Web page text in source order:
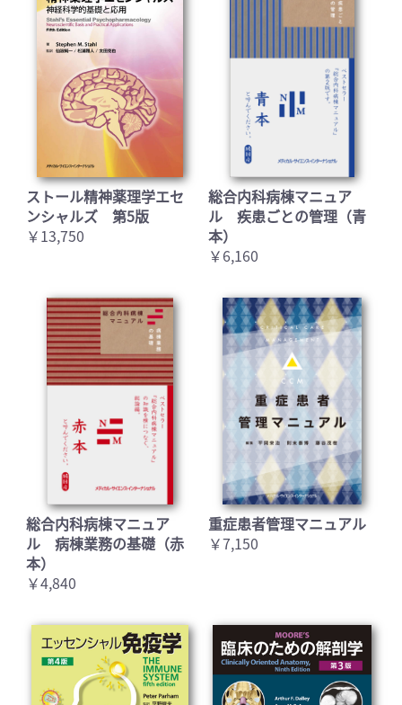
ストール精神薬理学エセ
ンシャルズ 第5版
￥13,750
総合内科病棟マニュア
ル 疾患ごとの管理（青
本）
￥6,160
総合内科病棟マニュア
ル 病棟業務の基礎（赤
本）
￥4,840
重症患者管理マニュアル
￥7,150